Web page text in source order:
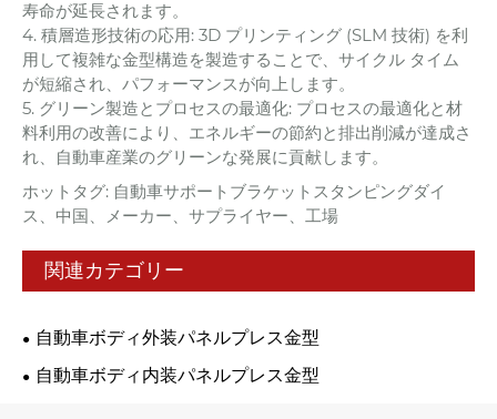
寿命が延長されます。
4. 積層造形技術の応用: 3D プリンティング (SLM 技術) を利
用して複雑な金型構造を製造することで、サイクル タイム
が短縮され、パフォーマンスが向上します。
5. グリーン製造とプロセスの最適化: プロセスの最適化と材
料利用の改善により、エネルギーの節約と排出削減が達成さ
れ、自動車産業のグリーンな発展に貢献します。
ホットタグ: 自動車サポートブラケットスタンピングダイ
ス、中国、メーカー、サプライヤー、工場
関連カテゴリー
自動車ボディ外装パネルプレス金型
自動車ボディ内装パネルプレス金型